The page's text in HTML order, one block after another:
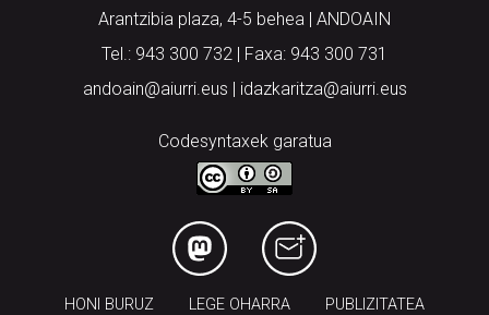
Arantzibia plaza, 4-5 behea | ANDOAIN
Tel.: 943 300 732 | Faxa: 943 300 731
andoain@aiurri.eus | idazkaritza@aiurri.eus
Codesyntaxek garatua
HONI BURUZ LEGE OHARRA PUBLIZITATEA